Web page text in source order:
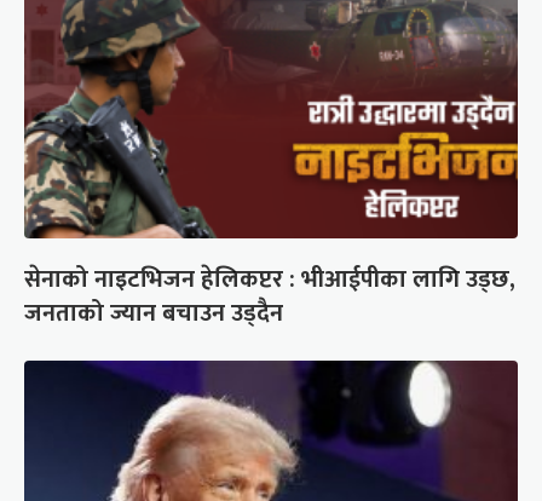
सेनाको नाइटभिजन हेलिकप्टर : भीआईपीका लागि उड्छ,
जनताको ज्यान बचाउन उड्दैन